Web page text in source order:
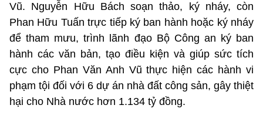
Vũ. Nguyễn Hữu Bách soạn thảo, ký nháy, còn
Phan Hữu Tuấn trực tiếp ký ban hành hoặc ký nháy
để tham mưu, trình lãnh đạo Bộ Công an ký ban
hành các văn bản, tạo điều kiện và giúp sức tích
cực cho Phan Văn Anh Vũ thực hiện các hành vi
phạm tội đối với 6 dự án nhà đất công sản, gây thiệt
hại cho Nhà nước hơn 1.134 tỷ đồng.